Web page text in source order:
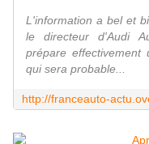
L'information a bel et
le directeur d'Audi
prépare effectivement
qui sera probable...